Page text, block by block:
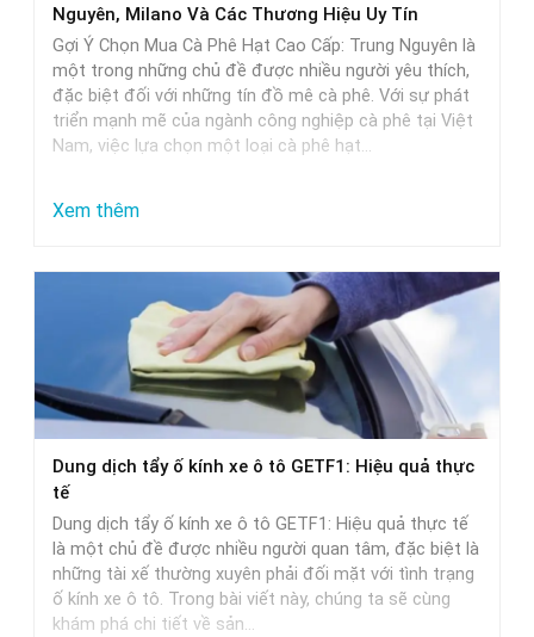
lựa
chọn
Nguyên, Milano Và Các Thương Hiệu Uy Tín
Gợi Ý Chọn Mua Cà Phê Hạt Cao Cấp: Trung Nguyên là
một trong những chủ đề được nhiều người yêu thích,
đặc biệt đối với những tín đồ mê cà phê. Với sự phát
triển mạnh mẽ của ngành công nghiệp cà phê tại Việt
Nam, việc lựa chọn một loại cà phê hạt…
Xem thêm:
Ý
Chọn
Mua
Cà
Phê
Hạt
Cao
Cấp:
Trung
Nguyên,
Milano
Dung dịch tẩy ố kính xe ô tô GETF1: Hiệu quả thực
tế
Dung dịch tẩy ố kính xe ô tô GETF1: Hiệu quả thực tế
là một chủ đề được nhiều người quan tâm, đặc biệt là
những tài xế thường xuyên phải đối mặt với tình trạng
ố kính xe ô tô. Trong bài viết này, chúng ta sẽ cùng
khám phá chi tiết về sản…